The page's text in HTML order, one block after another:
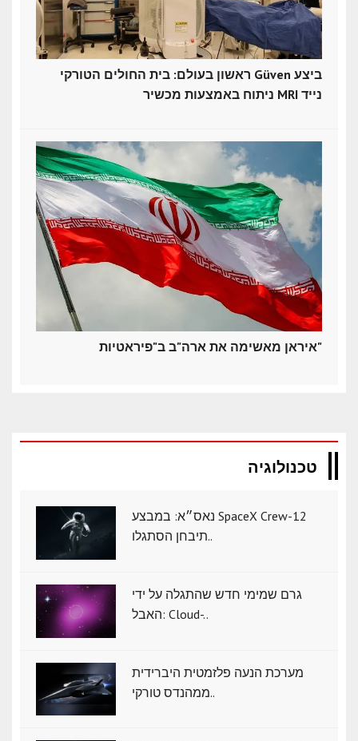
ראשון בעולם: בית החולים הטורקי Güven ביצע
ניתוח באמצעות מכשיר MRI נייד
איראן מאשימה את ארה"ב ב"פיראטיות"
טכנולוגיה
נאס״א: במבצע SpaceX Crew-12
תיבחן הסתגלו..
גרם שמימי חדש שהתגלה על ידי
האבל: Cloud-..
מערכת הנעה פלזמטית היברידית
ממהנדס טורקי..